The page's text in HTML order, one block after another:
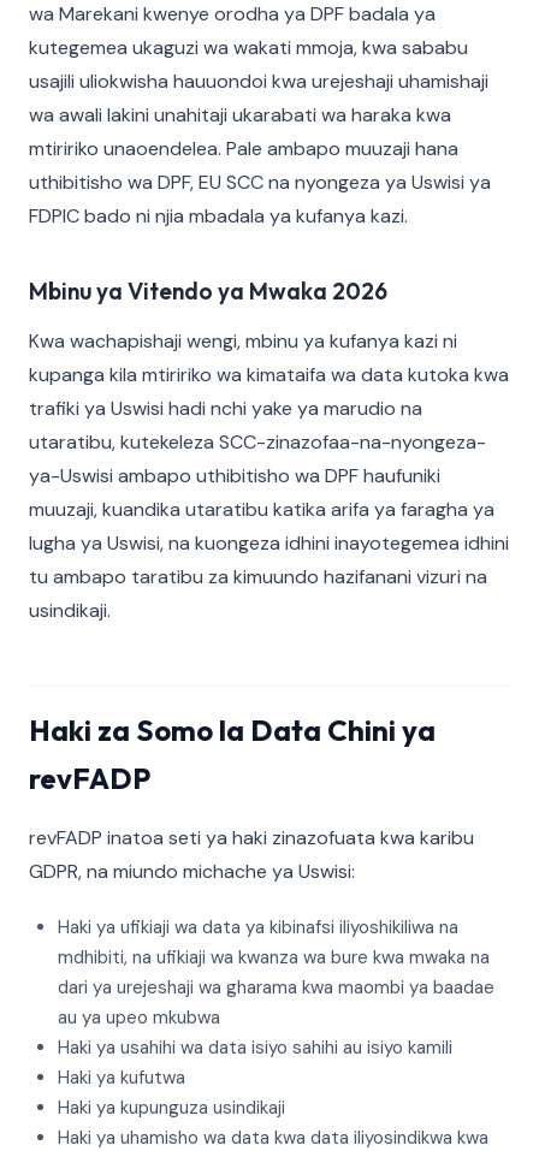
wa Marekani kwenye orodha ya DPF badala ya
kutegemea ukaguzi wa wakati mmoja, kwa sababu
usajili uliokwisha hauuondoi kwa urejeshaji uhamishaji
wa awali lakini unahitaji ukarabati wa haraka kwa
mtiririko unaoendelea. Pale ambapo muuzaji hana
uthibitisho wa DPF, EU SCC na nyongeza ya Uswisi ya
FDPIC bado ni njia mbadala ya kufanya kazi.
Mbinu ya Vitendo ya Mwaka 2026
Kwa wachapishaji wengi, mbinu ya kufanya kazi ni
kupanga kila mtiririko wa kimataifa wa data kutoka kwa
trafiki ya Uswisi hadi nchi yake ya marudio na
utaratibu, kutekeleza SCC-zinazofaa-na-nyongeza-
ya-Uswisi ambapo uthibitisho wa DPF haufuniki
muuzaji, kuandika utaratibu katika arifa ya faragha ya
lugha ya Uswisi, na kuongeza idhini inayotegemea idhini
tu ambapo taratibu za kimuundo hazifanani vizuri na
usindikaji.
Haki za Somo la Data Chini ya
revFADP
revFADP inatoa seti ya haki zinazofuata kwa karibu
GDPR, na miundo michache ya Uswisi:
Haki ya ufikiaji wa data ya kibinafsi iliyoshikiliwa na
mdhibiti, na ufikiaji wa kwanza wa bure kwa mwaka na
dari ya urejeshaji wa gharama kwa maombi ya baadae
au ya upeo mkubwa
Haki ya usahihi wa data isiyo sahihi au isiyo kamili
Haki ya kufutwa
Haki ya kupunguza usindikaji
Haki ya uhamisho wa data kwa data iliyosindikwa kwa